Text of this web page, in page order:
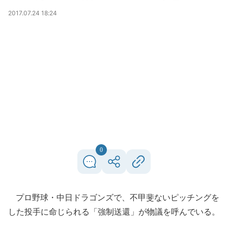
2017.07.24 18:24
0
プロ野球・中日ドラゴンズで、不甲斐ないピッチングを
した投手に命じられる「強制送還」が物議を呼んでいる。